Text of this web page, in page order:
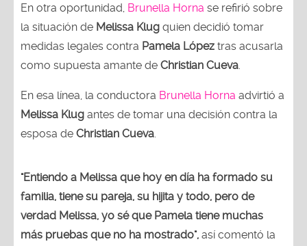
En otra oportunidad, Brunella Horna se refirió sobre
la situación de Melissa Klug quien decidió tomar
medidas legales contra Pamela López tras acusarla
como supuesta amante de Christian Cueva
En esa línea, la conductora Brunella Horna advirtió a
Melissa Klug antes de tomar una decisión contra la
esposa de Christian Cueva
"Entiendo a Melissa que hoy en día ha formado su
familia, tiene su pareja, su hijita y todo, pero de
verdad Melissa, yo sé que Pamela tiene muchas
más pruebas que no ha mostrado", así comentó la